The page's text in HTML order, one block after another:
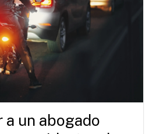
a un abogado